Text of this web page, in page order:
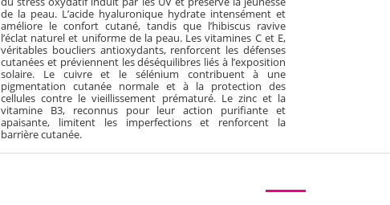
de la peau. L’acide hyaluronique hydrate intensément et
améliore le confort cutané, tandis que l’hibiscus ravive
l’éclat naturel et uniforme de la peau. Les vitamines C et E,
véritables boucliers antioxydants, renforcent les défenses
cutanées et préviennent les déséquilibres liés à l’exposition
solaire. Le cuivre et le sélénium contribuent à une
pigmentation cutanée normale et à la protection des
cellules contre le vieillissement prématuré. Le zinc et la
vitamine B3, reconnus pour leur action purifiante et
apaisante, limitent les imperfections et renforcent la
barrière cutanée.